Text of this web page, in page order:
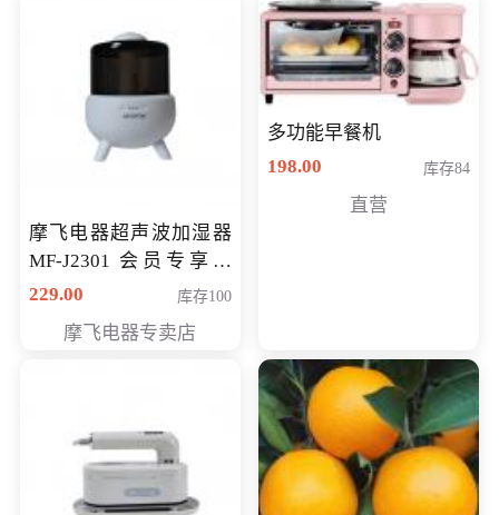
摩飞电器超声波加湿器
MF-J2301 会员专享价
168元
229.00 库存100
摩飞电器专卖店
多功能早餐机
198.00
库存84
直营